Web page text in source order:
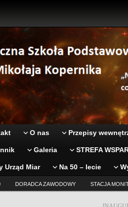
O nas Przepisy
Galeria STREFA
Urząd Miar Na 50 – lecie
DORADCA ZAWODOWY STACJA